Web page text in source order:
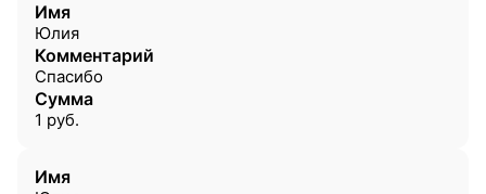
Имя
Юлия
Комментарий
Спасибо
Сумма
1 руб.
Имя